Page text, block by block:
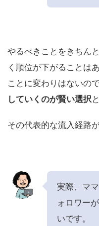
やるべきことをきちん
く順位が下がることは
ことに変わりはないので
していくのが賢い選択
その代表的な流入経路
実際、マ
ォロワー
いです。